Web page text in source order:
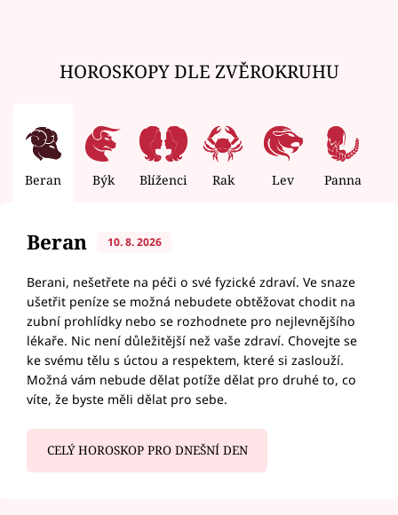
HOROSKOPY DLE ZVĚROKRUHU
Beran Býk Blíženci Rak Lev Panna
Beran 10. 8. 2026
Berani, nešetřete na péči o své fyzické zdraví. Ve snaze
ušetřit peníze se možná nebudete obtěžovat chodit na
zubní prohlídky nebo se rozhodnete pro nejlevnějšího
lékaře. Nic není důležitější než vaše zdraví. Chovejte se
ke svému tělu s úctou a respektem, které si zaslouží.
Možná vám nebude dělat potíže dělat pro druhé to, co
víte, že byste měli dělat pro sebe.
CELÝ HOROSKOP PRO DNEŠNÍ DEN